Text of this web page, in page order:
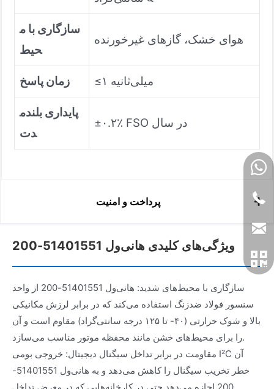
سازگاری با م
حیط
هوای خشک، گازهای غیرخورنده
زمان پاسخ ≤۱ میلی‌ثانیه
پایداری بلندم
دت
±۰.۲٪ FSO در سال
پرداخت و امنیت
ویژگی‌های کلیدی هانی‌ول 51401551-200
سازگاری با محیط‌های شدید: هانی‌ول 51401551-200 از واحد
سنسور فولاد ضدزنگ استفاده می‌کند که در برابر لرزش مکانیکی
بالا و شوک حرارتی (۴۰- تا ۱۲۵ درجه سانتی‌گراد) مقاوم است و آن
را برای محیط‌های خشن مانند محفظه موتور مناسب می‌سازد.
مقاومت در برابر تداخل سیگنال دیجیتال: خروجی بومی I²C آن
خطر تخریب سیگنال را کاهش می‌دهد و به هانی‌ول 51401551-
200 اجازه می‌دهد حتی در کارخانه‌هایی که در معرض تداخل